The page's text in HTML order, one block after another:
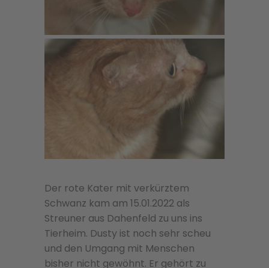
Der rote Kater mit verkürztem
Schwanz kam am 15.01.2022 als
Streuner aus Dahenfeld zu uns ins
Tierheim. Dusty ist noch sehr scheu
und den Umgang mit Menschen
bisher nicht gewöhnt. Er gehört zu